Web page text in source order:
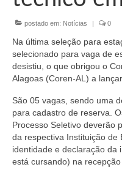
Conselheiros
Câmaras
Carta de
Governança
Transparência
Eleições
postado em: Notícias | 0
Na última seleção para
selecionado para vaga de
desistiu, o que obrigou o
Alagoas (Coren-AL) a
São 05 vagas, sendo uma
para cadastro de reserva.
Processo Seletivo deverão
da respectiva Instituição de
identidade e declaração da
está cursando) na recepção